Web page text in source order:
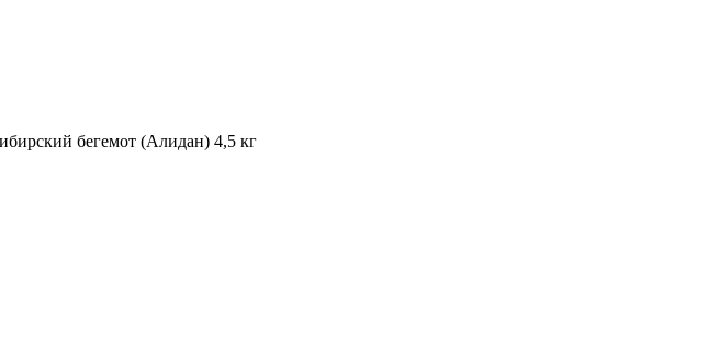
бегемот (Алидан) 4,5 кг